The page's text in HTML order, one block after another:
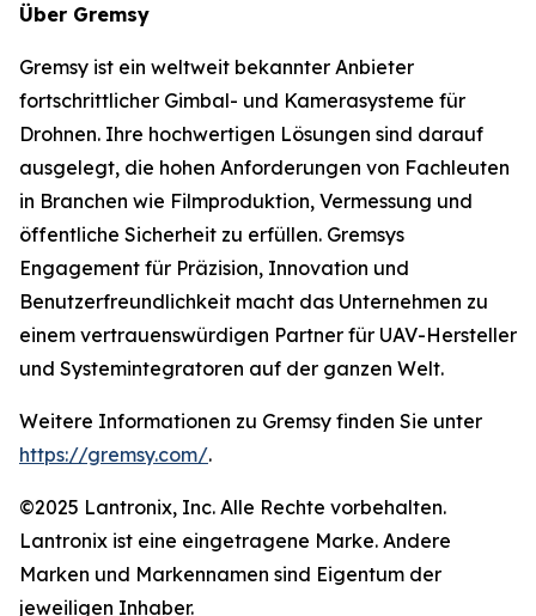
Über Gremsy
Gremsy ist ein weltweit bekannter Anbieter
fortschrittlicher Gimbal- und Kamerasysteme für
Drohnen. Ihre hochwertigen Lösungen sind darauf
ausgelegt, die hohen Anforderungen von Fachleuten
in Branchen wie Filmproduktion, Vermessung und
öffentliche Sicherheit zu erfüllen. Gremsys
Engagement für Präzision, Innovation und
Benutzerfreundlichkeit macht das Unternehmen zu
einem vertrauenswürdigen Partner für UAV-Hersteller
und Systemintegratoren auf der ganzen Welt.
Weitere Informationen zu Gremsy finden Sie unter
https://gremsy.com/.
©2025 Lantronix, Inc. Alle Rechte vorbehalten.
Lantronix ist eine eingetragene Marke. Andere
Marken und Markennamen sind Eigentum der
jeweiligen Inhaber.